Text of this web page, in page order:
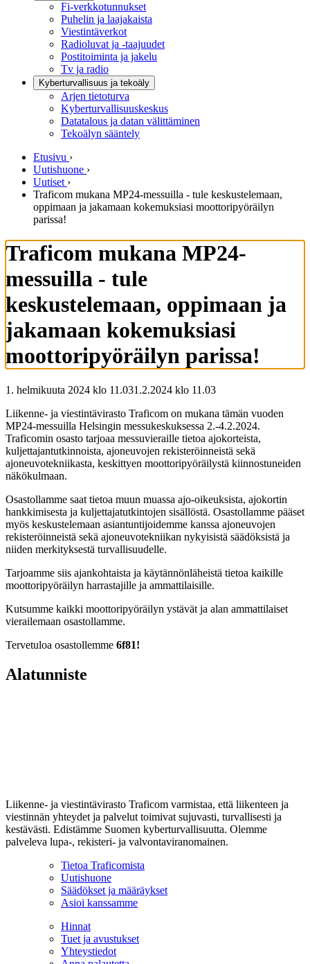
Fi-verkkotunnukset
Puhelin ja laajakaista
Viestintäverkot
Radioluvat ja -taajuudet
Postitoiminta ja jakelu
Tv ja radio
Kyberturvallisuus ja tekoäly
Arjen tietoturva
Kyberturvallisuuskeskus
Datatalous ja datan välittäminen
Tekoälyn sääntely
Etusivu ›
Uutishuone ›
Uutiset ›
Traficom mukana MP24-messuilla - tule keskustelemaan,
oppimaan ja jakamaan kokemuksiasi moottoripyöräilyn
parissa!
Traficom mukana MP24-
messuilla - tule
keskustelemaan, oppimaan ja
jakamaan kokemuksiasi
moottoripyöräilyn parissa!
1. helmikuuta 2024 klo 11.031.2.2024 klo 11.03
Liikenne- ja viestintävirasto Traficom on mukana tämän vuoden
MP24-messuilla Helsingin messukeskuksessa 2.-4.2.2024.
Traficomin osasto tarjoaa messuvieraille tietoa ajokorteista,
kuljettajantutkinnoista, ajoneuvojen rekisteröinneistä sekä
ajoneuvotekniikasta, keskittyen moottoripyöräilystä kiinnostuneiden
näkökulmaan.
Osastollamme saat tietoa muun muassa ajo-oikeuksista, ajokortin
hankkimisesta ja kuljettajatutkintojen sisällöstä. Osastollamme pääset
myös keskustelemaan asiantuntijoidemme kanssa ajoneuvojen
rekisteröinneistä sekä ajoneuvotekniikan nykyisistä säädöksistä ja
niiden merkityksestä turvallisuudelle.
Tarjoamme siis ajankohtaista ja käytännönläheistä tietoa kaikille
moottoripyöräilyn harrastajille ja ammattilaisille.
Kutsumme kaikki moottoripyöräilyn ystävät ja alan ammattilaiset
vierailemaan osastollamme.
Tervetuloa osastollemme 6f81!
Alatunniste
Liikenne- ja viestintävirasto Traficom varmistaa, että liikenteen ja
viestinnän yhteydet ja palvelut toimivat sujuvasti, turvallisesti ja
kestävästi. Edistämme Suomen kyberturvallisuutta. Olemme
palveleva lupa-, rekisteri- ja valvontaviranomainen.
Tietoa Traficomista
Uutishuone
Säädökset ja määräykset
Asioi kanssamme
Hinnat
Tuet ja avustukset
Yhteystiedot